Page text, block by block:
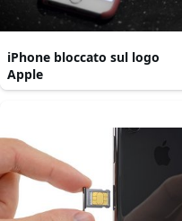
iPhone bloccato sul logo
Apple